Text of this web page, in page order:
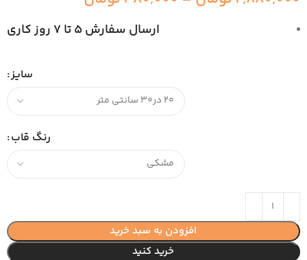
ارسال سفارش 5 تا 7 روز کاری
سایز
رنگ قاب
افزودن به سبد خرید
خرید کنید